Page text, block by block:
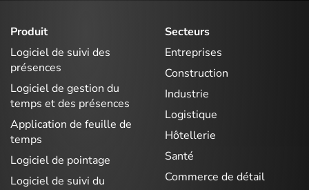
Produit
Logiciel de suivi des
présences
Logiciel de gestion du
temps et des présences
Application de feuille de
temps
Logiciel de pointage
Logiciel de suivi du
Secteurs
Entreprises
Construction
Industrie
Logistique
Hôtellerie
Santé
Commerce de détail